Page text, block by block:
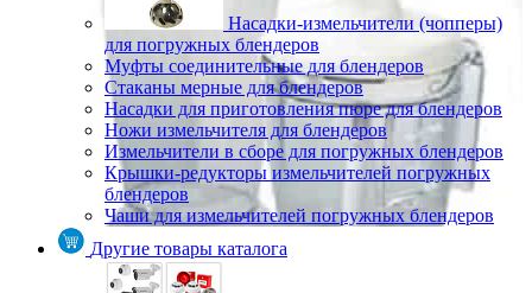
Насадки-измельчители (чопперы)
для погружных блендеров
Муфты соединительные для блендеров
Стаканы мерные для блендеров
Насадки для приготовления пюре для блендеров
Ножи измельчителя для блендеров
Измельчители в сборе для погружных блендеров
Крышки-редукторы измельчителей погружных
блендеров
Чаши для измельчителей погружных блендеров
Другие товары каталога